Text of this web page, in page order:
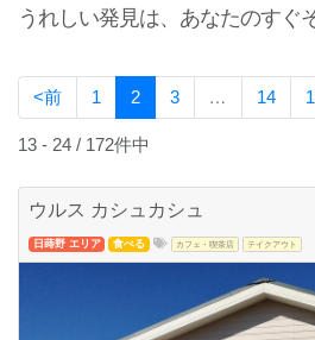
うれしい発見は、あなたのすぐ
<前 1 2 3 … 14
13 - 24 / 172件中
ウルス カシュカシュ
日蒔野 エリア 食べる カフェ・喫茶店 テイクアウト